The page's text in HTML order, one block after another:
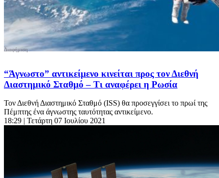
“Άγνωστο” αντικείμενο κινείται προς τον Διεθνή
Διαστημικό Σταθμό – Τι αναφέρει η Ρωσία
Τον Διεθνή Διαστημικό Σταθμό (ISS) θα προσεγγίσει το πρωί της
Πέμπτης ένα άγνωστης ταυτότητας αντικείμενο.
18:29 | Τετάρτη 07 Ιουλίου 2021